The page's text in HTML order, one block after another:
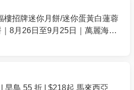
的行業變革，生產力局致力連
應對升級轉型的多方挑戰。今
入社群，與香港電腦商會合
效應，推動跨界協作，實踐
樓招牌迷你月餅/迷你蛋黃白蓮蓉
8月26日至9月25日｜萬麗海景
早鳥 55 折 | $218起 馬來西亞